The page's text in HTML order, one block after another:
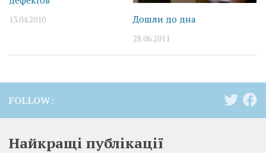
13.04.2010 Дошли до дна
28.06.2011
FOLLOW:
Найкращі публікації